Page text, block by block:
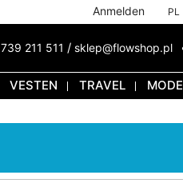
Anmelden PL
739 211 511 / sklep@flowshop.pl
VESTEN TRAVEL MODE